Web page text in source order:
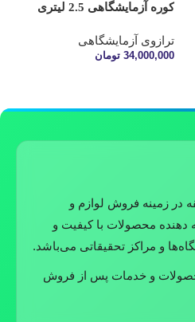
کوره آزمایشگاهی 2.5 لیتری
ترازوی آزمایشگاهی
34,000,000 تومان
در زمینه فروش لوازم و
دهنده محصولات با کیفیت و
و مراکز تحقیقاتی می‌باشد.
محصولات و خدمات پس از فروش